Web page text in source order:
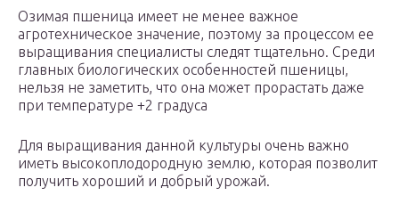
Озимая пшеница имеет не менее важное
агротехническое значение, поэтому за процессом ее
выращивания специалисты следят тщательно. Среди
главных биологических особенностей пшеницы,
нельзя не заметить, что она может прорастать даже
при температуре +2 градуса
Для выращивания данной культуры очень важно
иметь высокоплодородную землю, которая позволит
получить хороший и добрый урожай.